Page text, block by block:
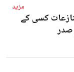
مزید
کسی کے
صدر